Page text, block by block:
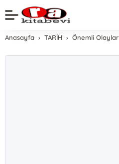
Anasayfa TARİH Önemli Olaylar